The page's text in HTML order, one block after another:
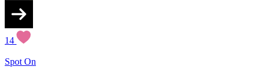
14
Spot On